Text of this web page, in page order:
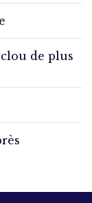
de plus